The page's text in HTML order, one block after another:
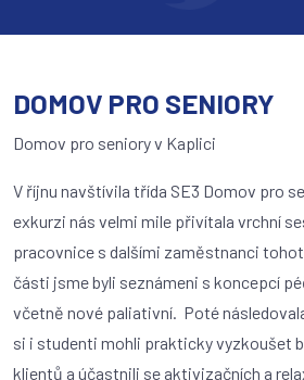
DOMOV PRO SENIORY
Domov pro seniory v Kaplici
V říjnu navštívila třída SE3 Domov pro
exkurzi nás velmi mile přivítala vrchní
pracovnice s dalšími zaměstnanci
části jsme byli seznámeni s koncepcí
včetně nové paliativní. Poté
si i studenti mohli prakticky vyzkoušet
klientů a účastnili se aktivizačních a